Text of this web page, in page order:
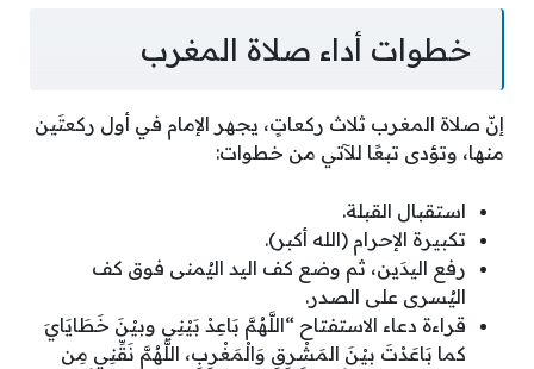
خطوات أداء صلاة المغرب
إنّ صلاة المغرب ثلاث ركعاتٍ، يجهر الإمام في أول ركعتَين
منها، وتؤدى تبعًا للآتي من خطوات:
استقبال القبلة.
تكبيرة الإحرام (الله أكبر).
رفع اليدَين، ثم وضع كف اليد اليُمنى فوق كف
اليُسرى على الصدر.
قراءة دعاء الاستفتاح “اللَّهُمَّ بَاعِدْ بَيْنِي وبيْنَ خَطَايَايَ
كما بَاعَدْتَ بيْنَ المَشْرِقِ وَالْمَغْرِبِ، اللَّهُمَّ نَقِّنِي مِن